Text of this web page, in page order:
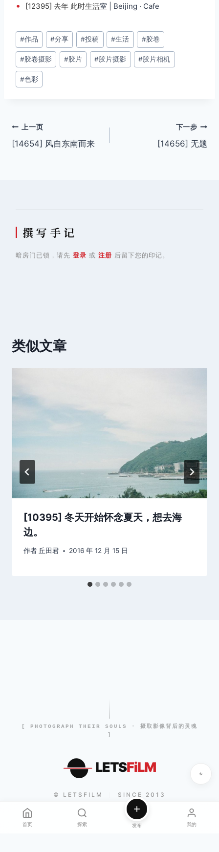
• [12395] 去年 此时生活室 | Beijing · Cafe
文
章
标
签：
#作品 #分享 #投稿 #生活 #胶卷
#胶卷摄影 #胶片 #胶片摄影 #胶片相机
#色彩
文
章
上一页
[14654] 风自东南而来
下一步
[14656] 无题
撰 写 手 记
暗房门已锁，请先 登录 或 注册 后留下您的印记。
类似文章
[10395] 冬天开始怀念夏天，想去海
边。
作者 丘田君 2016 年 12 月 15 日
[ PHOTOGRAPH THEIR SOULS · 摄取影像背后的灵魂
]
LETSFiLM
© LETSFILM SINCE 2013
首页 探索 发布 我的